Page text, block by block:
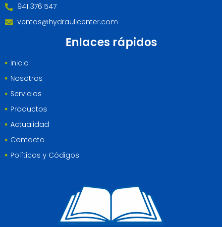
941 376 547
ventas@hydraulicenter.com
Enlaces rápidos
Inicio
Nosotros
Servicios
Productos
Actualidad
Contacto
Políticas y Códigos